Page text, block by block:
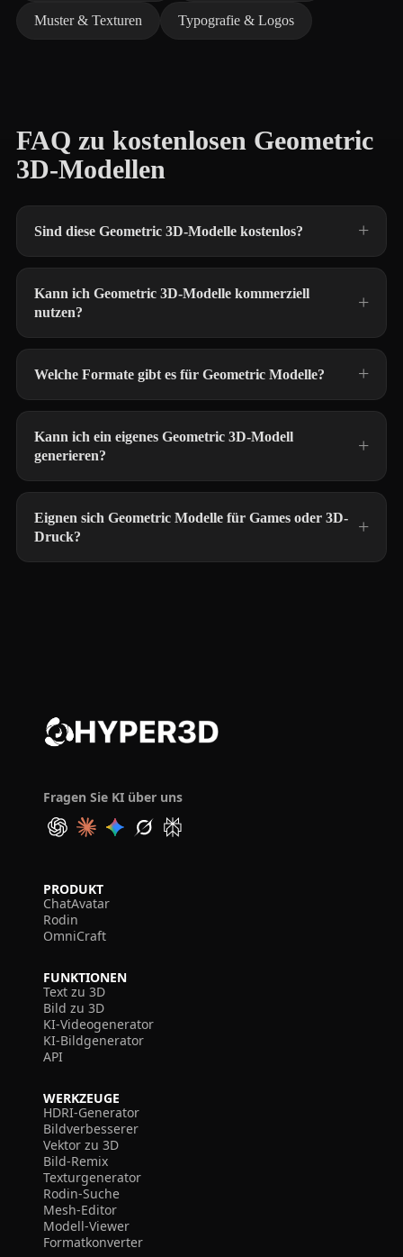
Muster & Texturen Typografie & Logos
FAQ zu kostenlosen Geometric
3D-Modellen
Sind diese Geometric 3D-Modelle kostenlos?
Kann ich Geometric 3D-Modelle kommerziell
nutzen?
Welche Formate gibt es für Geometric Modelle?
Kann ich ein eigenes Geometric 3D-Modell
generieren?
Eignen sich Geometric Modelle für Games oder 3D-
Druck?
Fragen Sie KI über uns
PRODUKT
ChatAvatar
Rodin
OmniCraft
FUNKTIONEN
Text zu 3D
Bild zu 3D
KI-Videogenerator
KI-Bildgenerator
API
WERKZEUGE
HDRI-Generator
Bildverbesserer
Vektor zu 3D
Bild-Remix
Texturgenerator
Rodin-Suche
Mesh-Editor
Modell-Viewer
Formatkonverter